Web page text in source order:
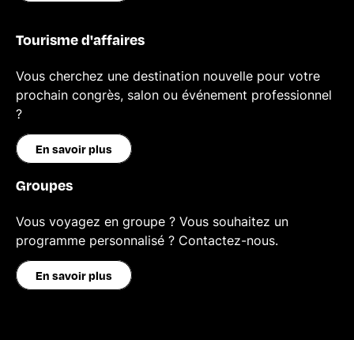
Tourisme d'affaires
Vous cherchez une destination nouvelle pour votre
prochain congrès, salon ou événement professionnel
?
En savoir plus
Groupes
Vous voyagez en groupe ? Vous souhaitez un
programme personnalisé ? Contactez-nous.
En savoir plus